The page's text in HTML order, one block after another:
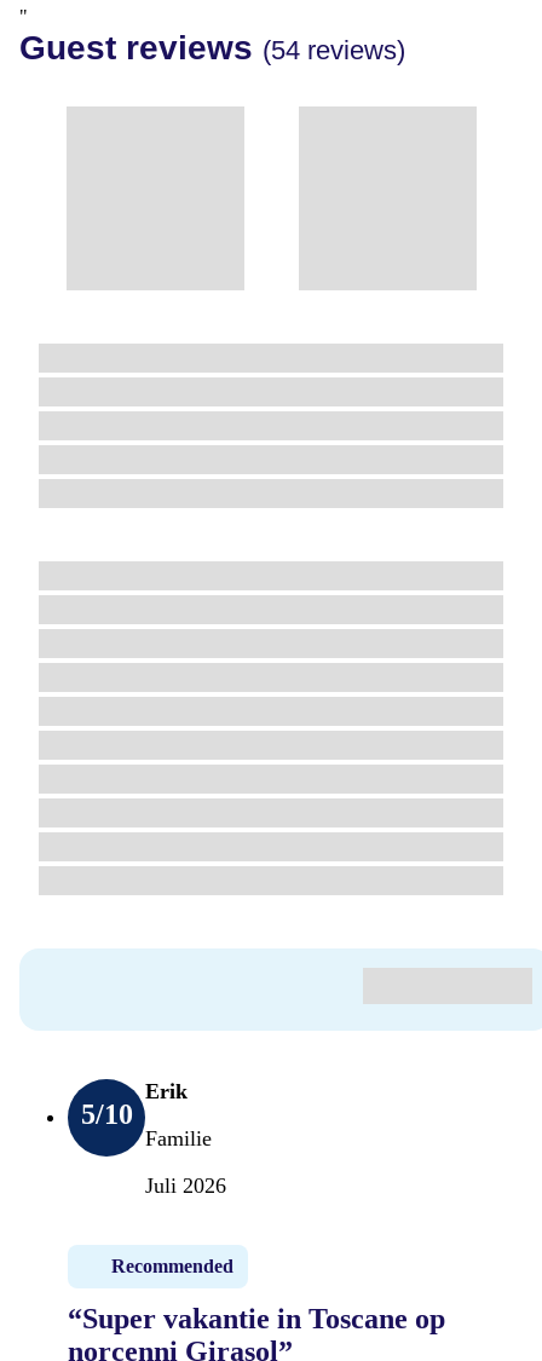
"
Guest reviews (54 reviews)
5/10
Erik
Familie
Juli 2026
Recommended
“Super vakantie in Toscane op
norcenni Girasol”